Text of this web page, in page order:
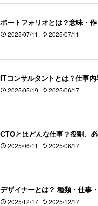
ポートフォリオとは？意味・
2025/07/11 2025/07/11
ITコンサルタントとは？仕事
2025/05/19 2025/06/17
CTOとはどんな仕事？役割、
2025/06/11 2025/06/17
デザイナーとは？ 種類・仕事
2025/12/17 2025/12/17